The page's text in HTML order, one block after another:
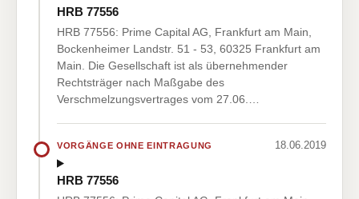
HRB 77556
HRB 77556: Prime Capital AG, Frankfurt am Main,
Bockenheimer Landstr. 51 - 53, 60325 Frankfurt am
Main. Die Gesellschaft ist als übernehmender
Rechtsträger nach Maßgabe des
Verschmelzungsvertrages vom 27.06.…
VORGÄNGE OHNE EINTRAGUNG 18.06.2019
HRB 77556